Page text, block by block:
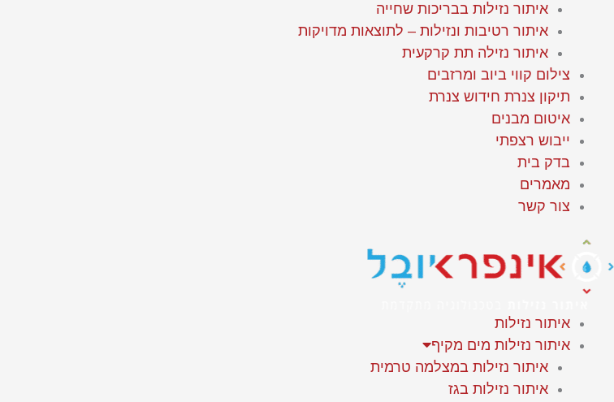
איתור נזילות בבריכות שחייה
איתור רטיבות ונזילות – לתוצאות מדויקות
איתור נזילה תת קרקעית
צילום קווי ביוב ומרזבים
תיקון צנרת חידוש צנרת
איטום מבנים
ייבוש רצפתי
בדק בית
מאמרים
צור קשר
איתור נזילות
איתור נזילות מים מקיף
איתור נזילות במצלמה טרמית
איתור נזילות בגז